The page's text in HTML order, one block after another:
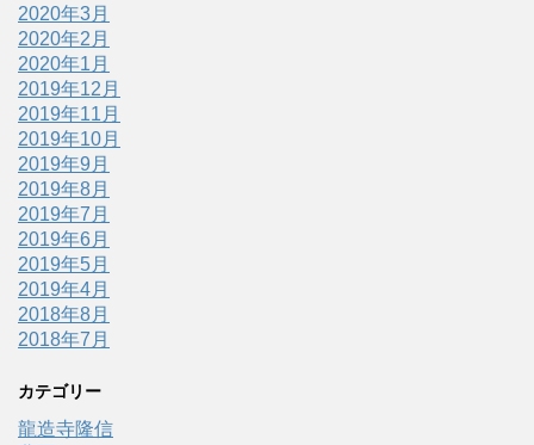
2020年3月
2020年2月
2020年1月
2019年12月
2019年11月
2019年10月
2019年9月
2019年8月
2019年7月
2019年6月
2019年5月
2019年4月
2018年8月
2018年7月
カテゴリー
龍造寺隆信